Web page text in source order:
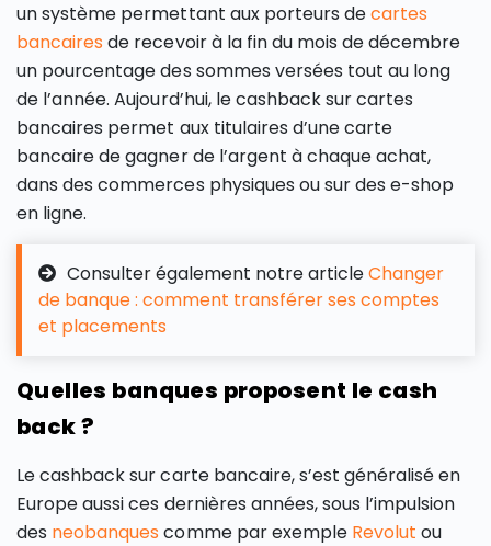
un système permettant aux porteurs decartes
bancaires de recevoir à la fin du mois de décembre
un pourcentage des sommes versées tout au long
de l’année. Aujourd’hui, le cashback sur cartes
bancaires permet aux titulaires d’une carte
bancaire de gagner de l’argent à chaque achat,
dans des commerces physiques ou sur des e-shop
en ligne.
Consulter également notre articleChanger
de banque : comment transférer ses comptes
et placements
Quelles banques proposent le cash
back ?
Le cashback sur carte bancaire, s’est généralisé en
Europe aussi ces dernières années, sous l’impulsion
des neobanques comme par exemple Revolut ou